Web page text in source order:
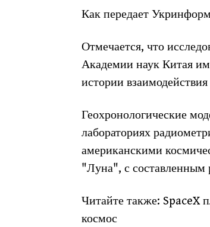
Как передает
Отмечается, что
Академии наук Китая
истории
Геохронологические
лабораториях
американскими
"Луна", с составленным
Читайте также: SpaceX
космос